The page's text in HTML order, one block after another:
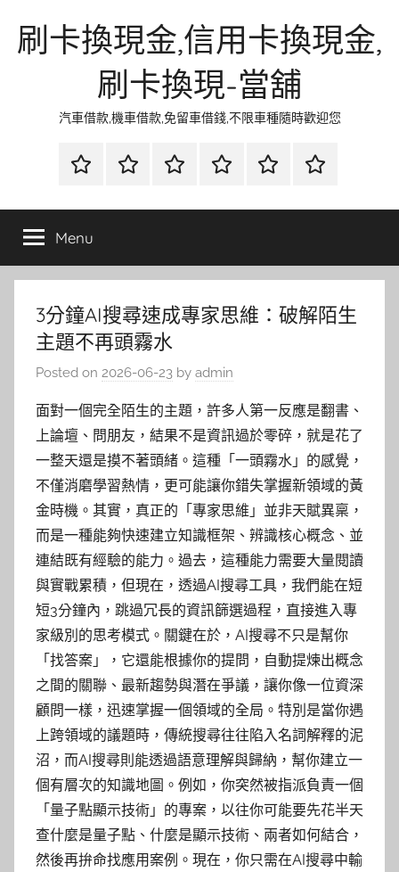
刷卡換現金,信用卡換現金,
刷卡換現-當舖
汽車借款,機車借款,免留車借錢,不限車種隨時歡迎您
首
當
金
網
資
流
時
環
清
聯
徵
Menu
3分鐘AI搜尋速成專家思維：破解陌生
主題不再頭霧水
Posted on 2026-06-23 by admin
面對一個完全陌生的主題，許多人第一反應是翻書、
上論壇、問朋友，結果不是資訊過於零碎，就是花了
一整天還是摸不著頭緒。這種「一頭霧水」的感覺，
不僅消磨學習熱情，更可能讓你錯失掌握新領域的黃
金時機。其實，真正的「專家思維」並非天賦異稟，
而是一種能夠快速建立知識框架、辨識核心概念、並
連結既有經驗的能力。過去，這種能力需要大量閱讀
與實戰累積，但現在，透過AI搜尋工具，我們能在短
短3分鐘內，跳過冗長的資訊篩選過程，直接進入專
家級別的思考模式。關鍵在於，AI搜尋不只是幫你
「找答案」，它還能根據你的提問，自動提煉出概念
之間的關聯、最新趨勢與潛在爭議，讓你像一位資深
顧問一樣，迅速掌握一個領域的全局。特別是當你遇
上跨領域的議題時，傳統搜尋往往陷入名詞解釋的泥
沼，而AI搜尋則能透過語意理解與歸納，幫你建立一
個有層次的知識地圖。例如，你突然被指派負責一個
「量子點顯示技術」的專案，以往你可能要先花半天
查什麼是量子點、什麼是顯示技術、兩者如何結合，
然後再拚命找應用案例。現在，你只需在AI搜尋中輸